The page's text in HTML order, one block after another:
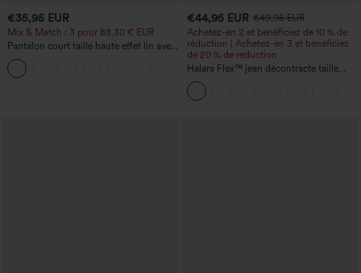
€35,95 EUR
Mix & Match : 3 pour 88,30 € EUR
Pantalon court taille haute effet lin avec
poche zippée
+7
€44,95 EUR €49,95 EUR
Achetez-en 2 et bénéficiez de 10 % de
réduction | Achetez-en 3 et bénéficiez
de 20 % de réduction
Halara Flex™ jean décontracté taille
haute, large, avec poches, ourlet
retroussé et effet délavé